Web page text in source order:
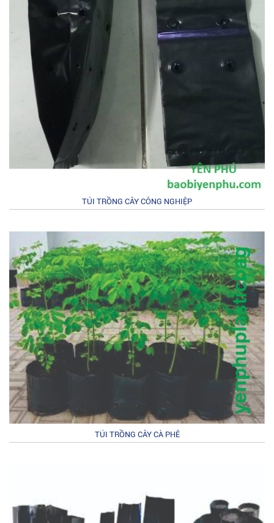
TÚI TRỒNG CÂY CÔNG NGHIỆP
TÚI TRỒNG CÂY CÀ PHÊ